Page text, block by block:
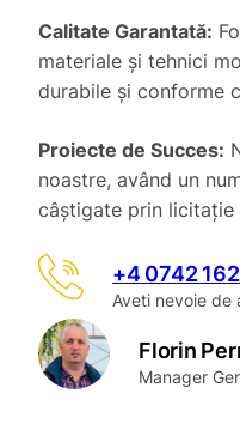
Calitate Garantată:
materiale și tehnici
durabile și conforme
Proiecte de Succes:
noastre, având un
câștigate prin licitație
+4 0742
Aveti nevoie de
Florin
Manager